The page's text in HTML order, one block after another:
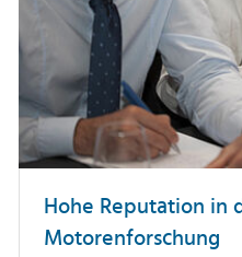
Hohe Reputation in
Motorenforschung